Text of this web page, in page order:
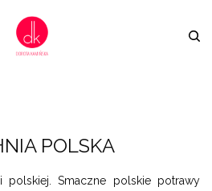
POLSKA
polskiej. Smaczne polskie potrawy